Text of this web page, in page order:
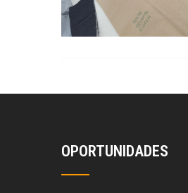
OPORTUNIDADES